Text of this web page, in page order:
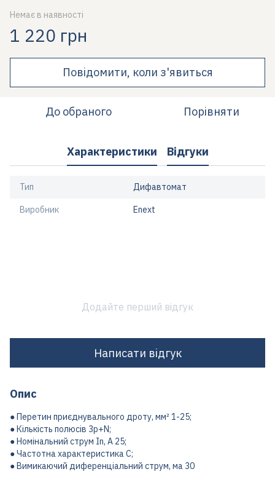
Немає в наявності
1 220 грн
Повідомити, коли з'явиться
До обраного Порівняти
Характеристики Відгуки
Тип Дифавтомат
Виробник Enext
Додайте перший відгук
Написати відгук
Опис
● Перетин приєднувального дроту, мм² 1-25;
● Кількість полюсів 3p+N;
● Номінальний струм In, А 25;
● Частотна характеристика С;
● Вимикаючий диференціальний струм, ма 30